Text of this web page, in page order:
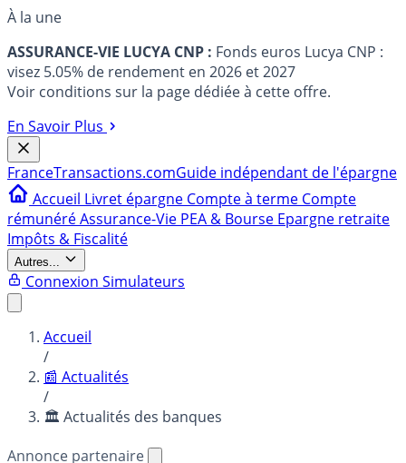
À la une
ASSURANCE-VIE LUCYA CNP : Fonds euros Lucya CNP :
visez 5.05% de rendement en 2026 et 2027
Voir conditions sur la page dédiée à cette offre.
En Savoir Plus
FranceTransactions.comGuide indépendant de l'épargne
Accueil Livret épargne Compte à terme Compte
rémunéréAssurance-Vie PEA & Bourse Epargne retraite
Impôts & Fiscalité
Autres...
Connexion Simulateurs
Accueil
/
📰 Actualités
/
🏛️ Actualités des banques
Annonce partenaire